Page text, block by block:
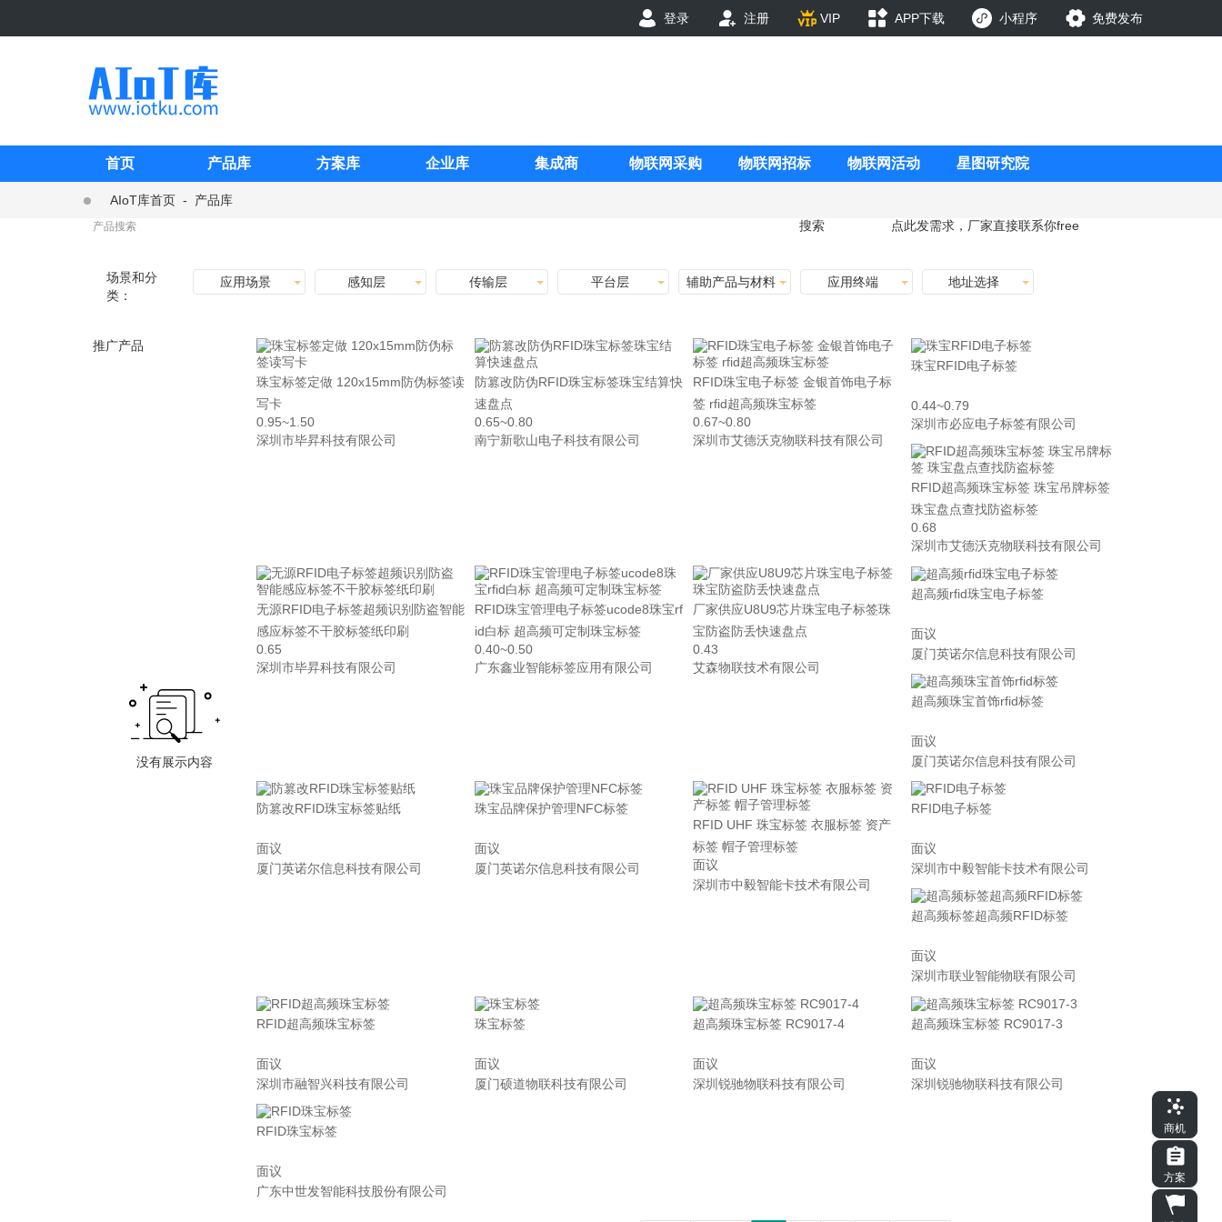
登录 注册 VIP APP下载 小程序 免费发布
首页 产品库 方案库 企业库 集成商 物联网采购 物联网招标 物联网活动 星图研究院
AIoT库首页 -
产品库
搜索
点此发需求，厂家直接联系你free
场景和分
类：
应用场景 感知层 传输层 平台层 辅助产品与材料 应用终端 地址选择
推广产品
珠宝标签定做 120x15mm防伪标签读
写卡
0.95~1.50
深圳市毕昇科技有限公司
防篡改防伪RFID珠宝标签珠宝结算快
速盘点
0.65~0.80
南宁新歌山电子科技有限公司
RFID珠宝电子标签 金银首饰电子标
签 rfid超高频珠宝标签
0.67~0.80
深圳市艾德沃克物联科技有限公司
珠宝RFID电子标签
0.44~0.79
深圳市必应电子标签有限公司
RFID超高频珠宝标签 珠宝吊牌标签
珠宝盘点查找防盗标签
0.68
深圳市艾德沃克物联科技有限公司
无源RFID电子标签超频识别防盗智能
感应标签不干胶标签纸印刷
0.65
深圳市毕昇科技有限公司
RFID珠宝管理电子标签ucode8珠宝rf
id白标 超高频可定制珠宝标签
0.40~0.50
广东鑫业智能标签应用有限公司
厂家供应U8U9芯片珠宝电子标签珠
宝防盗防丢快速盘点
0.43
艾森物联技术有限公司
超高频rfid珠宝电子标签
面议
厦门英诺尔信息科技有限公司
超高频珠宝首饰rfid标签
面议
厦门英诺尔信息科技有限公司
防篡改RFID珠宝标签贴纸
面议
厦门英诺尔信息科技有限公司
珠宝品牌保护管理NFC标签
面议
厦门英诺尔信息科技有限公司
RFID UHF 珠宝标签 衣服标签 资产
标签 帽子管理标签
面议
深圳市中毅智能卡技术有限公司
RFID电子标签
面议
深圳市中毅智能卡技术有限公司
超高频标签超高频RFID标签
面议
深圳市联业智能物联有限公司
RFID超高频珠宝标签
面议
深圳市融智兴科技有限公司
珠宝标签
面议
厦门硕道物联科技有限公司
超高频珠宝标签 RC9017-4
面议
深圳锐驰物联科技有限公司
超高频珠宝标签 RC9017-3
面议
深圳锐驰物联科技有限公司
RFID珠宝标签
面议
广东中世发智能科技股份有限公司
商机
方案